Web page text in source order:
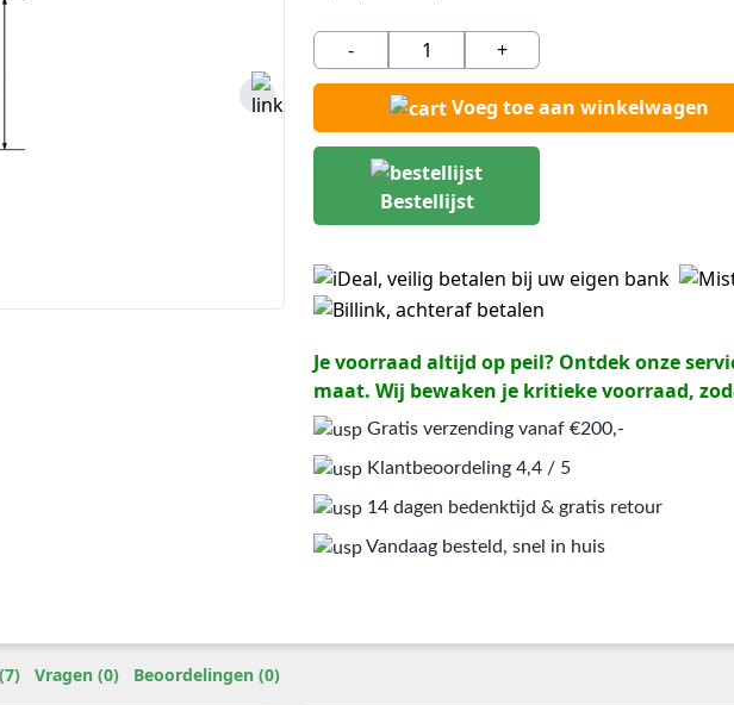
- +
Voeg toe aan winkelwagen
Bestellijst
Je voorraad altijd op peil? Ontdek onze
maat. Wij bewaken je kritieke voorraad,
Gratis verzending vanaf €200,-
Klantbeoordeling 4,4 / 5
14 dagen bedenktijd & gratis retour
Vandaag besteld, snel in huis
Vragen (0) Beoordelingen (0)